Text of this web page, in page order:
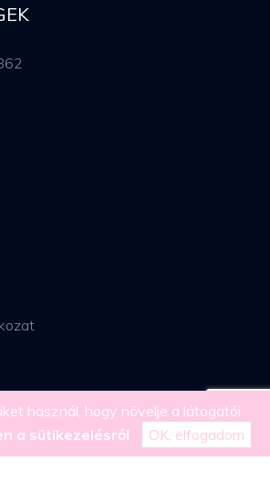
használ, hogy növelje a látogatói
a sütikezelésről OK, elfogadom